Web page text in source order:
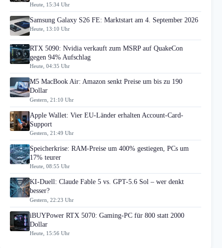
Heute, 15:34 Uhr
Samsung Galaxy S26 FE: Marktstart am 4. September 2026
Heute, 13:10 Uhr
RTX 5090: Nvidia verkauft zum MSRP auf QuakeCon
gegen 94% Aufschlag
Heute, 04:35 Uhr
M5 MacBook Air: Amazon senkt Preise um bis zu 190
Dollar
Gestern, 21:10 Uhr
Apple Wallet: Vier EU-Länder erhalten Account-Card-
Support
Gestern, 21:49 Uhr
Speicherkrise: RAM-Preise um 400% gestiegen, PCs um
17% teurer
Heute, 08:55 Uhr
KI-Duell: Claude Fable 5 vs. GPT-5.6 Sol – wer denkt
besser?
Gestern, 22:23 Uhr
iBUYPower RTX 5070: Gaming-PC für 800 statt 2000
Dollar
Heute, 15:56 Uhr